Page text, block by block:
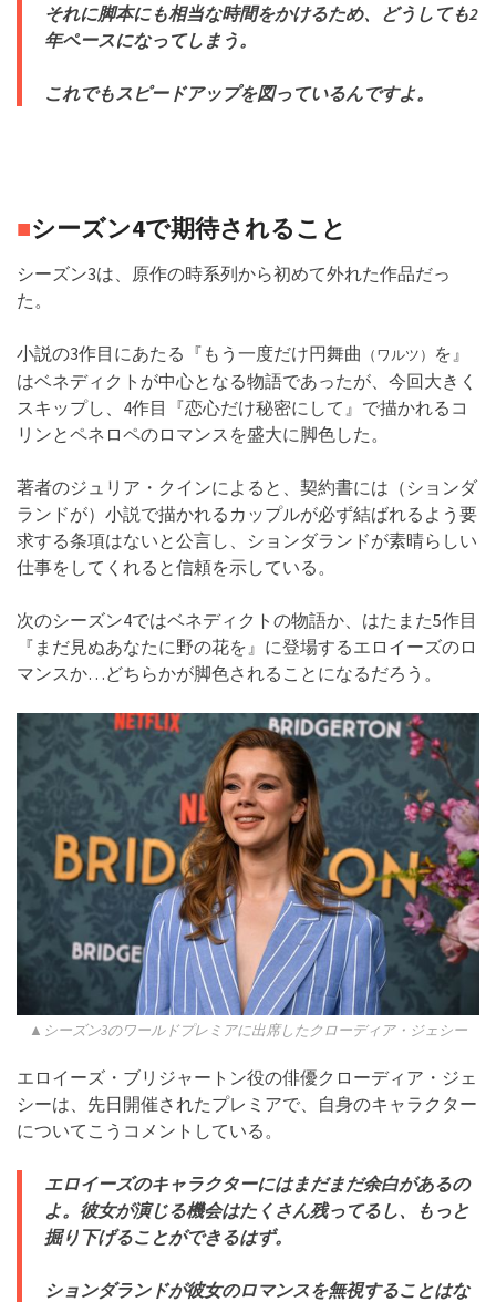
それに脚本にも相当な時間をかけるため、どうしても2
年ペースになってしまう。
これでもスピードアップを図っているんですよ。
■シーズン4で期待されること
シーズン3は、原作の時系列から初めて外れた作品だっ
た。
小説の3作目にあたる『もう一度だけ円舞曲 （ワルツ）
を』
はベネディクトが中心となる物語であったが、今回大きく
スキップし、4作目『恋心だけ秘密にして』で描かれるコ
リンとペネロペのロマンスを盛大に脚色した。
著者のジュリア・クインによると、契約書には（ションダ
ランドが）小説で描かれるカップルが必ず結ばれるよう要
求する条項はないと公言し、ションダランドが素晴らしい
仕事をしてくれると信頼を示している。
次のシーズン4ではベネディクトの物語か、はたまた5作目
『まだ見ぬあなたに野の花を』に登場するエロイーズのロ
マンスか…どちらかが脚色されることになるだろう。
▲シーズン3のワールドプレミアに出席したクローディア・ジェシー
エロイーズ・ブリジャートン役の俳優クローディア・ジェ
シーは、先日開催されたプレミアで、自身のキャラクター
についてこうコメントしている。
エロイーズのキャラクターにはまだまだ余白があるの
よ。彼女が演じる機会はたくさん残ってるし、もっと
掘り下げることができるはず。
ションダランドが彼女のロマンスを無視することはな